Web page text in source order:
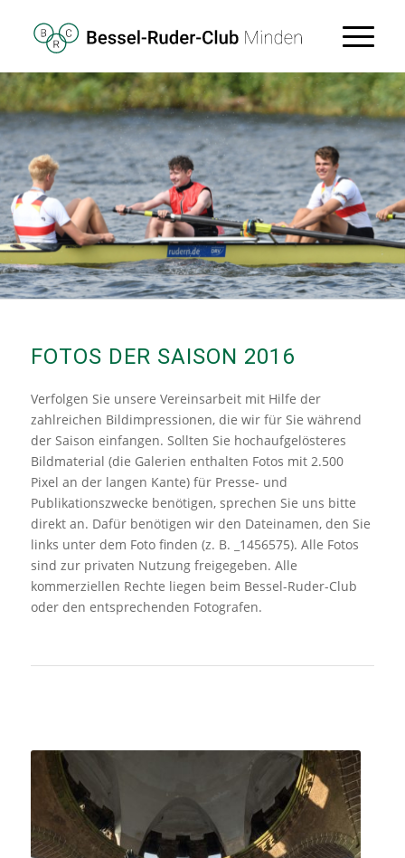
FOTOS DER SAISON 2016
Verfolgen Sie unsere Vereinsarbeit mit Hilfe der
zahlreichen Bildimpressionen, die wir für Sie während
der Saison einfangen. Sollten Sie hochaufgelösteres
Bildmaterial (die Galerien enthalten Fotos mit 2.500
Pixel an der langen Kante) für Presse- und
Publikationszwecke benötigen, sprechen Sie uns bitte
direkt an. Dafür benötigen wir den Dateinamen, den Sie
links unter dem Foto finden (z. B. _1456575). Alle Fotos
sind zur privaten Nutzung freigegeben. Alle
kommerziellen Rechte liegen beim Bessel-Ruder-Club
oder den entsprechenden Fotografen.